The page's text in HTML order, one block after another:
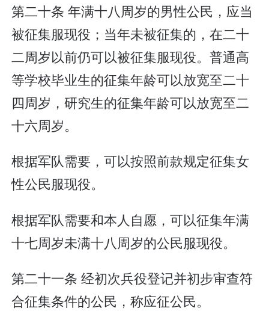
第二十条 年满十八周岁的男性公民，应当
被征集服现役；当年未被征集的，在二十
二周岁以前仍可以被征集服现役。普通高
等学校毕业生的征集年龄可以放宽至二十
四周岁，研究生的征集年龄可以放宽至二
十六周岁。
根据军队需要，可以按照前款规定征集女
性公民服现役。
根据军队需要和本人自愿，可以征集年满
十七周岁未满十八周岁的公民服现役。
第二十一条 经初次兵役登记并初步审查符
合征集条件的公民，称应征公民。